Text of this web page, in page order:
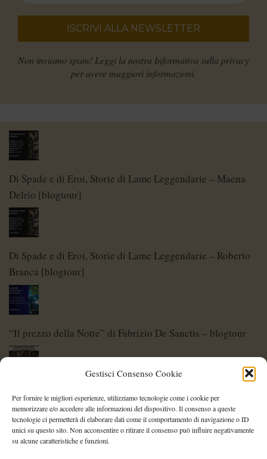
Gestisci Consenso Cookie
Per fornire le migliori esperienze, utilizziamo tecnologie come i cookie per
memorizzare e/o accedere alle informazioni del dispositivo. Il consenso a queste
tecnologie ci permetterà di elaborare dati come il comportamento di navigazione o ID
unici su questo sito. Non acconsentire o ritirare il consenso può influire negativamente
su alcune caratteristiche e funzioni.
Non inviamo spam! Leggi la nostra Informativa sulla privacy
per avere maggiori informazioni.
Di Spade e di Eroi, Storie di Lame Leggendarie – Maena
Delrio [blogtour]
Di Spade e di Eroi, Storie di Lame Leggendarie – Roberto
Branca [blogtour]
“Il prezzo della Notte” di Fabrizio De Sanctis – blogtour
Di Spade e di Eroi – Storie di Lame Leggendarie